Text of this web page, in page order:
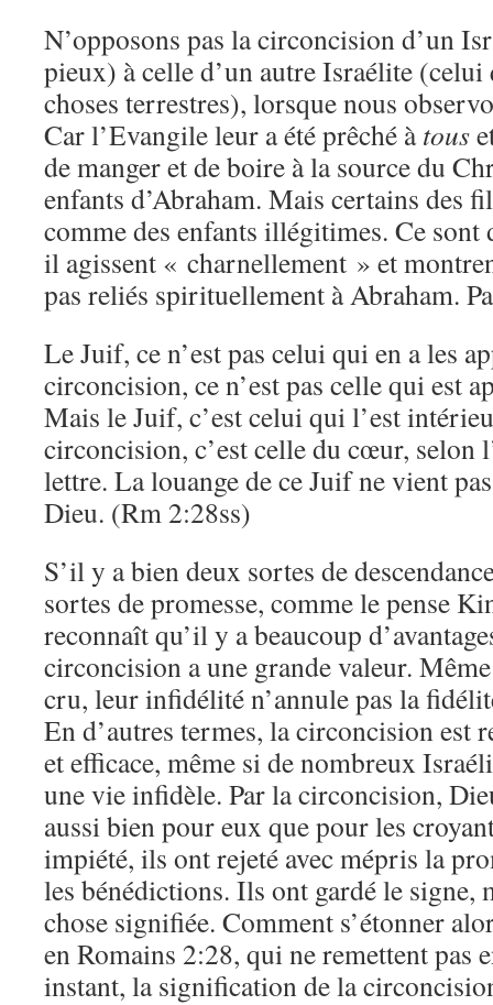
N’opposons pas la circoncision d’un
pieux) à celle d’un autre Israélite
choses terrestres), lorsque nous
Car l’Evangile leur a été prêché àtous
de manger et de boire à la source du
enfants d’Abraham. Mais certains des
comme des enfants illégitimes. Ce
il agissent « charnellement » et
pas reliés spirituellement à Abraham.
Le Juif, ce n’est pas celui qui en a les
circoncision, ce n’est pas celle qui est
Mais le Juif, c’est celui qui l’est
circoncision, c’est celle du cœur, selon
lettre. La louange de ce Juif ne vient
Dieu. (Rm 2:28ss)
S’il y a bien deux sortes de
sortes de promesse, comme le pense
reconnaît qu’il y a beaucoup
circoncision a une grande valeur.
cru, leur infidélité n’annule pas la
En d’autres termes, la circoncision est
et efficace, même si de nombreux
une vie infidèle. Par la circoncision,
aussi bien pour eux que pour les
impiété, ils ont rejeté avec mépris la
les bénédictions. Ils ont gardé le signe,
chose signifiée. Comment s’étonner
en Romains 2:28, qui ne remettent pas
instant, la signification de la